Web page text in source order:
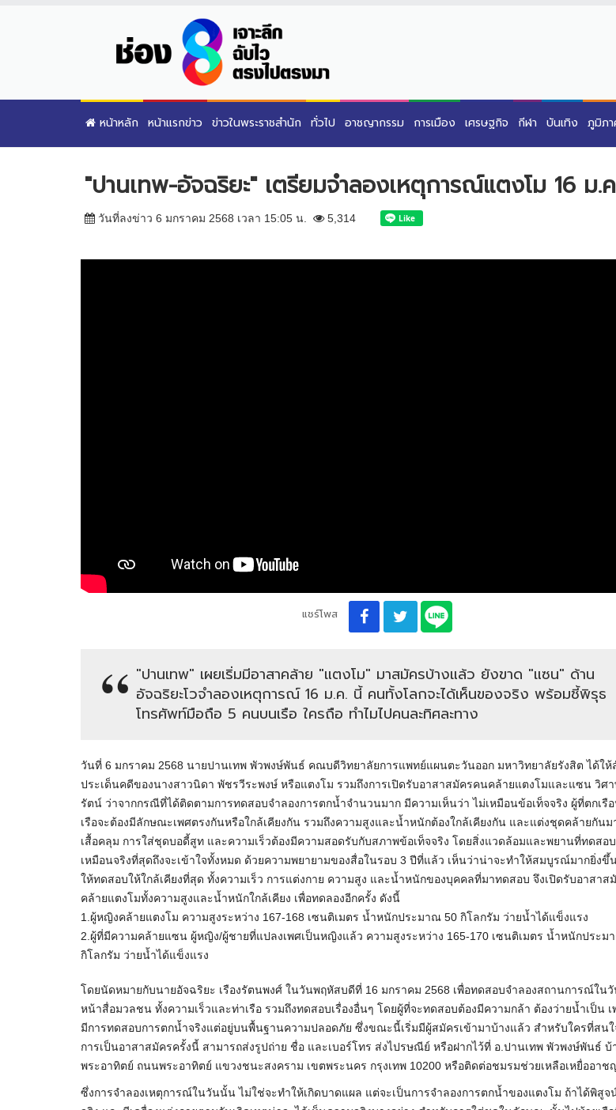
หน้าหลัก หน้าแรกข่าว ข่าวในพระราชสำนัก ทั่วไป อาชญากรรม การเมือง เศรษฐกิจ กีฬา บันเทิง ภูมิภ
"ปานเทพ-อัจฉริยะ" เตรียมจำลองเหตุการณ์แตงโม 16 ม.
วันที่ลงข่าว 6 มกราคม 2568 เวลา 15:05 น. 5,314
แชร์โพส
"ปานเทพ" เผยเริ่มมีอาสาคล้าย "แตงโม" มาสมัครบ้างแล้ว ยังขาด "แซน" ด้าน
อัจฉริยะโวจำลองเหตุการณ์ 16 ม.ค. นี้ คนทั้งโลกจะได้เห็นของจริง พร้อมชี้พิรุธ
โทรศัพท์มือถือ 5 คนบนเรือ ใครถือ ทำไมไปคนละทิศละทาง
วันที่ 6 มกราคม 2568 นายปานเทพ พัวพงษ์พันธ์ คณบดีวิทยาลัยการแพทย์แผนตะวันออก มหาวิทยาลัยรังสิต ได้ใ
ประเด็นคดีของนางสาวนิดา พัชรวีระพงษ์ หรือแตงโม รวมถึงการเปิดรับอาสาสมัครคนคล้ายแตงโมและแซน วิศ
รัตน์ ว่าจากกรณีที่ได้ติดตามการทดสอบจำลองการตกน้ำจำนวนมาก มีความเห็นว่า ไม่เหมือนข้อเท็จจริง ผู้ที่ตกเรื
เรือจะต้องมีลักษณะเพศตรงกันหรือใกล้เคียงกัน รวมถึงความสูงและน้ำหนักต้องใกล้เคียงกัน และแต่งชุดคล้ายกันม
เสื้อคลุม การใส่ชุดบอดี้สูท และความเร็วต้องมีความสอดรับกับสภาพข้อเท็จจริง โดยสิ่งแวดล้อมและพยานที่ทดสอ
เหมือนจริงที่สุดถึงจะเข้าใจทั้งหมด ด้วยความพยายามของสื่อในรอบ 3 ปีที่แล้ว เห็นว่าน่าจะทำให้สมบูรณ์มากยิ่งขึ้
ให้ทดสอบให้ใกล้เคียงที่สุด ทั้งความเร็ว การแต่งกาย ความสูง และน้ำหนักของบุคคลที่มาทดสอบ จึงเปิดรับอาสาส
คล้ายแตงโมทั้งความสูงและน้ำหนักใกล้เคียง เพื่อทดลองอีกครั้ง ดังนี้
1.ผู้หญิงคล้ายแตงโม ความสูงระหว่าง 167-168 เซนติเมตร น้ำหนักประมาณ 50 กิโลกรัม ว่ายน้ำได้แข็งแรง
2.ผู้ที่มีความคล้ายแซน ผู้หญิง/ผู้ชายที่แปลงเพศเป็นหญิงแล้ว ความสูงระหว่าง 165-170 เซนติเมตร น้ำหนักประม
กิโลกรัม ว่ายน้ำได้แข็งแรง
โดยนัดหมายกับนายอัจฉริยะ เรืองรัตนพงศ์ ในวันพฤหัสบดีที่ 16 มกราคม 2568 เพื่อทดสอบจำลองสถานการณ์ในวั
หน้าสื่อมวลชน ทั้งความเร็วและท่าเรือ รวมถึงทดสอบเรื่องอื่นๆ โดยผู้ที่จะทดสอบต้องมีความกล้า ต้องว่ายน้ำเป็น เ
มีการทดสอบการตกน้ำจริงแต่อยู่บนพื้นฐานความปลอดภัย ซึ่งขณะนี้เริ่มมีผู้สมัครเข้ามาบ้างแล้ว สำหรับใครที่สนใ
การเป็นอาสาสมัครครั้งนี้ สามารถส่งรูปถ่าย ชื่อ และเบอร์โทร ส่งไปรษณีย์ หรือฝากไว้ที่ อ.ปานเทพ พัวพงษ์พันธ์ บ้
พระอาทิตย์ ถนนพระอาทิตย์ แขวงชนะสงคราม เขตพระนคร กรุงเทพ 10200 หรือติดต่อชมรมช่วยเหลือเหยื่ออาช
ซึ่งการจำลองเหตุการณ์ในวันนั้น ไม่ใช่จะทำให้เกิดบาดแผล แต่จะเป็นการจำลองการตกน้ำของแตงโม ถ้าได้พิสูจ